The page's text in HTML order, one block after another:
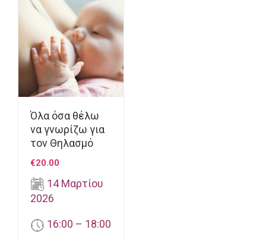
Όλα όσα θέλω
να γνωρίζω για
τον Θηλασμό
€20.00
14 Μαρτίου
2026
16:00 – 18:00